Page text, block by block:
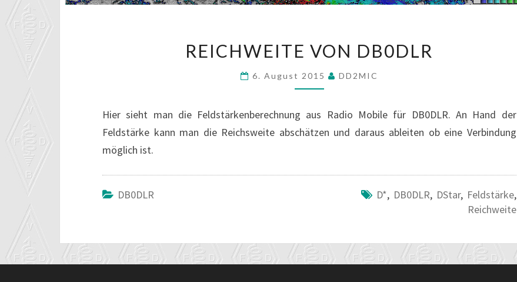
VON
REICHWEITE VON DB0DLR
6. August 2015 DD2MIC
Hier sieht man die Feldstärkenberechnung aus Radio Mobile für DB0DLR. An Hand der
Feldstärke kann man die Reichsweite abschätzen und daraus ableiten ob eine Verbindung
möglich ist.
DB0DLR D*, DB0DLR, DStar, Feldstärke,
Reichweite